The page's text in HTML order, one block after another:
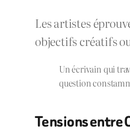
Les artistes
objectifs créatifs
Un écrivain qui
question
Tensions entre